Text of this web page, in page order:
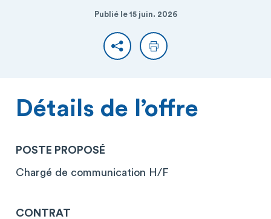
Publié le 15 juin. 2026
PartagerImprimer
Détails de l’offre
POSTE PROPOSÉ
Chargé de communication H/F
CONTRAT